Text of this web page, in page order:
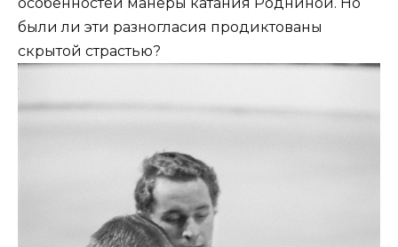
были ли эти разногласия продиктованы
скрытой страстью?